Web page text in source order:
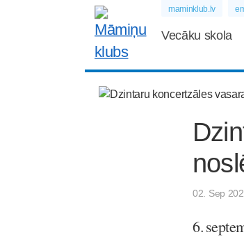
maminklub.lv
Vecāku skola
02. Sep
6.